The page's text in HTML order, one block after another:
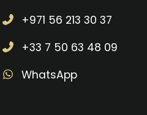
+971 56 213 30 37
+33 7 50 63 48 09
WhatsApp